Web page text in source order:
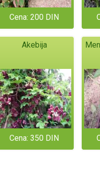
Cena: 200 DIN
Akebija
Cena: 350 DIN